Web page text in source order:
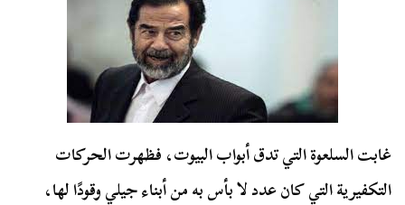
غابت السلعوة التي تدق أبواب البيوت، فظهرت الحركات
التكفيرية التي كان عدد لا بأس به من أبناء جيلي وقودًا لها،